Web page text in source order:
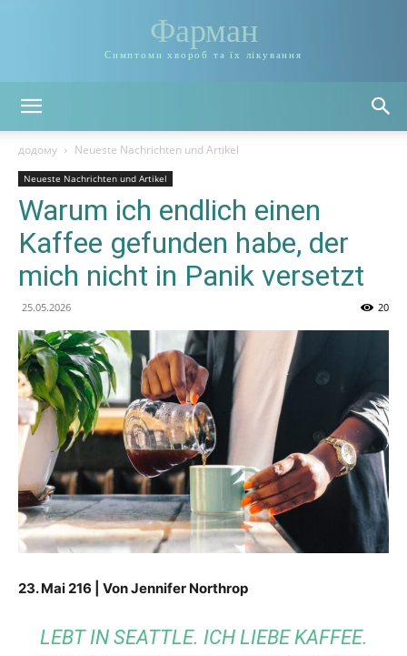
Фарман
Симптоми хвороб та їх лікування
додому Neueste Nachrichten und Artikel
Neueste Nachrichten und Artikel
Warum ich endlich einen
Kaffee gefunden habe, der
mich nicht in Panik versetzt
25.05.2026 20
23. Mai 216 | Von Jennifer Northrop
LEBT IN SEATTLE. ICH LIEBE KAFFEE.